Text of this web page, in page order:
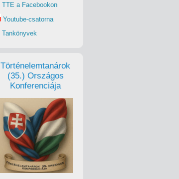
TTE a Facebookon
Youtube-csatorna
Tankönyvek
Történelemtanárok
(35.) Országos
Konferenciája